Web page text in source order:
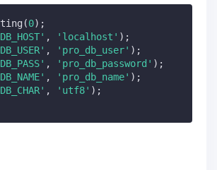
0);
, 'localhost' );
, 'pro_db_user' );
, 'pro_db_password' );
, 'pro_db_name' );
, 'utf8'